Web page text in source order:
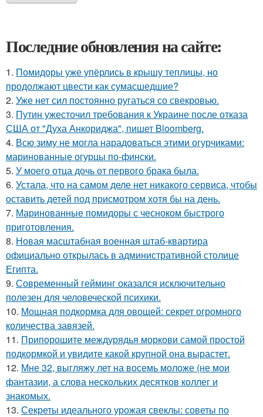
Последние обновления на сайте:
1. Помидоры уже упёрлись в крышу теплицы, но
продолжают цвести как сумасшедшие?
2. Уже нет сил постоянно ругаться со свекровью.
3. Путин ужесточил требования к Украине после отказа
США от "Духа Анкориджа", пишет Bloomberg.
4. Всю зиму не могла нарадоваться этими огурчиками:
маринованные огурцы по-фински.
5. У моего отца дочь от первого брака была.
6. Устала, что на самом деле нет никакого сервиса, чтобы
оставить детей под присмотром хотя бы на день.
7. Маринованные помидоры с чесноком быстрого
приготовления.
8. Новая масштабная военная штаб-квартира
официально открылась в административной столице
Египта.
9. Современный гейминг оказался исключительно
полезен для человеческой психики.
10. Мощная подкормка для овощей: секрет огромного
количества завязей.
11. Припорошите междурядья моркови самой простой
подкормкой и увидите какой крупной она вырастет.
12. Мне 32, выгляжу лет на восемь моложе (не мои
фантазии, а слова нескольких десятков коллег и
знакомых.
13. Секреты идеального урожая свеклы: советы по